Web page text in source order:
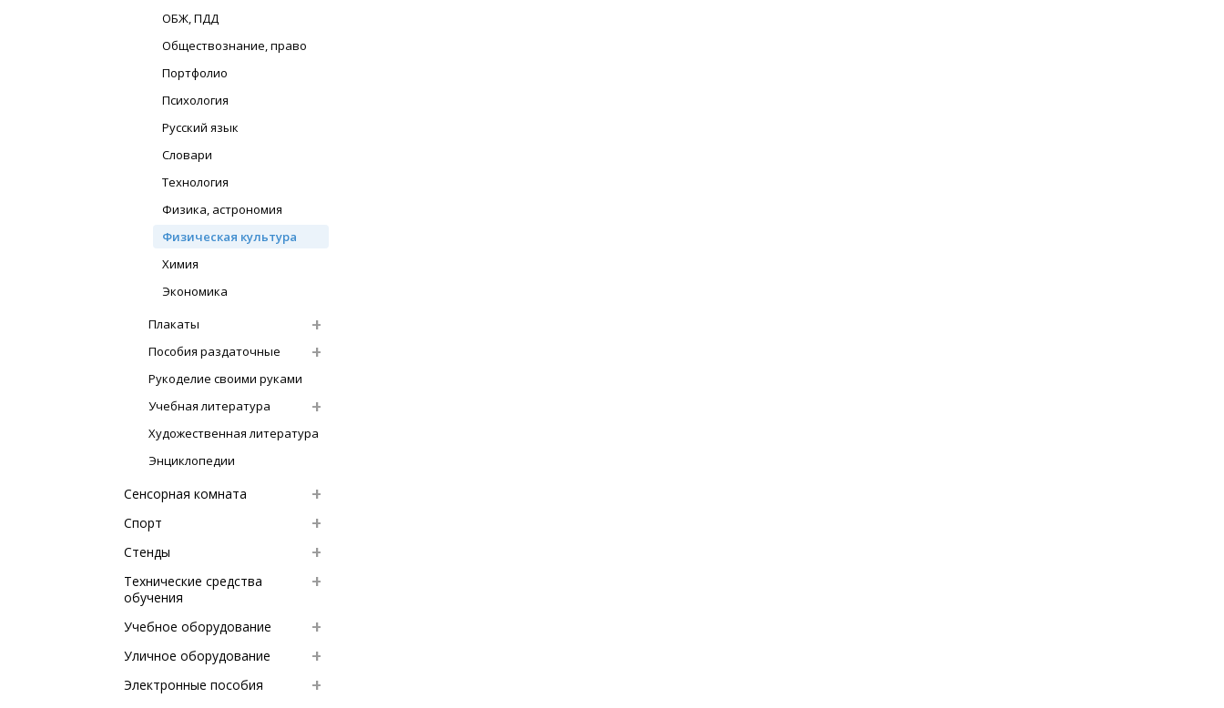
ОБЖ, ПДД
Обществознание, право
Портфолио
Психология
Русский язык
Словари
Технология
Физика, астрономия
Физическая культура
Химия
Экономика
Плакаты
Пособия раздаточные
Рукоделие своими руками
Учебная литература
Художественная литература
Энциклопедии
Сенсорная комната
Спорт
Стенды
Технические средства
обучения
Учебное оборудование
Уличное оборудование
Электронные пособия